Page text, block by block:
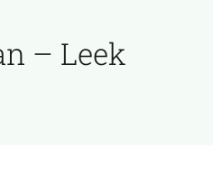
– Leek